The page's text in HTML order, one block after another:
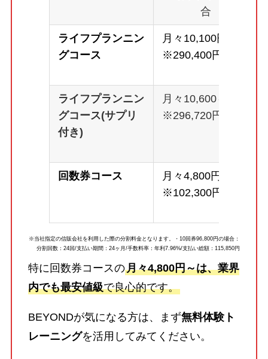
合
ライフプランニン
グコース
月々10,100円～
※290,400円
ライフプランニン
グコース(サプリ
付き)
月々10,600～
※296,720円
回数券コース
月々4,800円～
※102,300円
※当社指定の信販会社を利用した際の分割料金となります。・10回券96,800円の場合：
分割回数：24回/支払い期間：24ヶ月/手数料率：年利7.96%/支払い総額：115,850円
特に回数券コースの月々4,800円～は、業界
内でも最安値級で良心的です。
BEYONDが気になる方は、まず無料体験ト
レーニングを活用してみてください。